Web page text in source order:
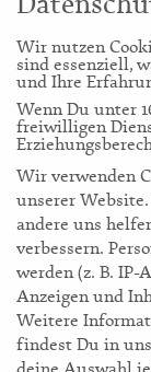
storl.de
Wir nutzen
sind essenziell,
und Ihre
Wenn Du unter
freiwilligen
Wir verwenden
unserer
andere uns
verbessern.
werden (z. B. IP-
Anzeigen und
Weitere
findest Du in